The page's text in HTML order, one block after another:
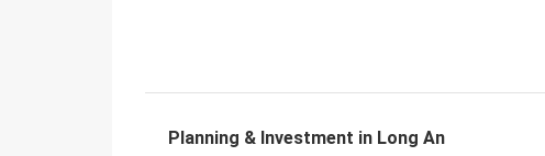
Planning & Investment in Long An